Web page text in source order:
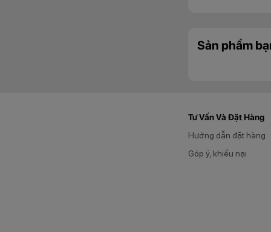
bạn lưu trữ mọi dữ
Sản phẩm
Tư Vấn Và Đặt Hàng
Hướng dẫn đặt hàng
Góp ý, khiếu nại